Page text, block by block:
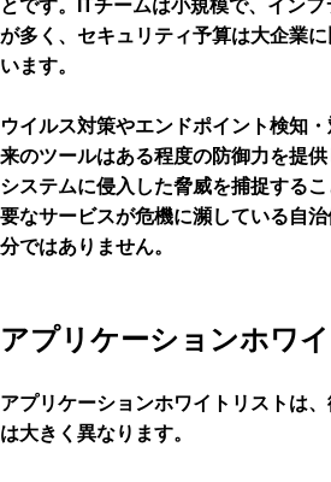
とです。ITチームは小規模で、イン
が多く、セキュリティ予算は大企業
います。
ウイルス対策やエンドポイント検知
来のツールはある程度の防御力を提供
システムに侵入した脅威を捕捉する
要なサービスが危機に瀕している自
分ではありません。
アプリケーションホワ
アプリケーションホワイトリストは
は大きく異なります。